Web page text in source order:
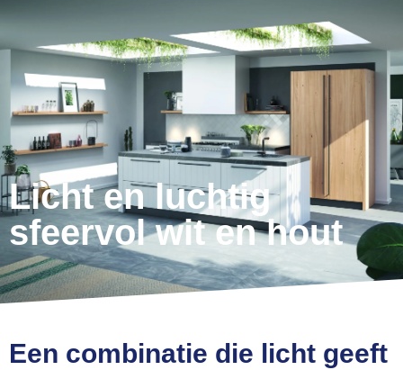
Licht en luchtig
sfeervol wit en hout
Een combinatie die licht geeft